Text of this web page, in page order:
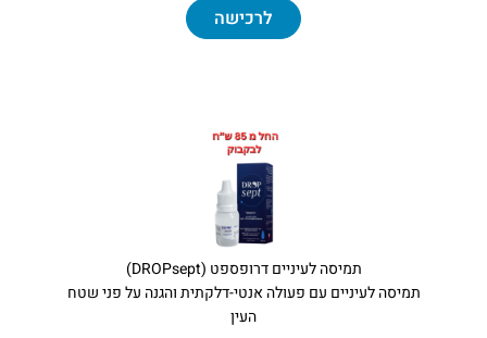
לרכישה
תמיסה לעיניים דרופספט (DROPsept)
תמיסה לעיניים עם פעולה אנטי-דלקתית והגנה על פני שטח
העין